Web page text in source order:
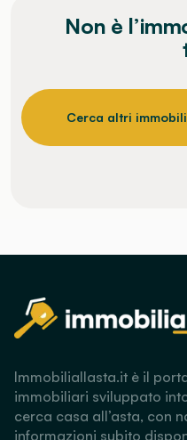
Non è
Cerca altri
Immobiliallasta.it è il
immobiliari sviluppato
cerca casa all’asta, con
informazioni subito